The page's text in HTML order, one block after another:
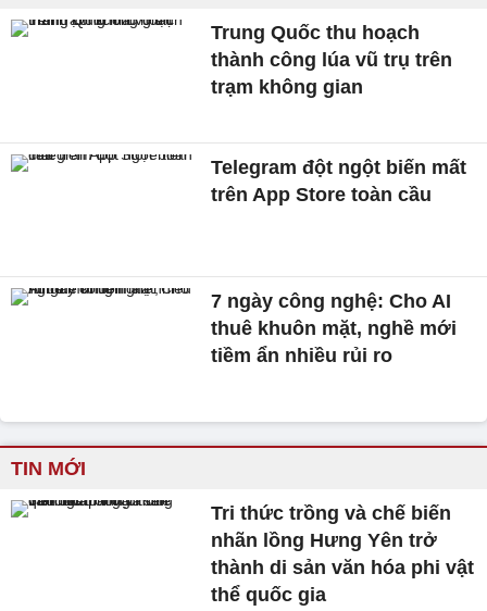
Trung Quốc thu hoạch
thành công lúa vũ trụ trên
trạm không gian
Telegram đột ngột biến mất
trên App Store toàn cầu
7 ngày công nghệ: Cho AI
thuê khuôn mặt, nghề mới
tiềm ẩn nhiều rủi ro
TIN MỚI
Tri thức trồng và chế biến
nhãn lồng Hưng Yên trở
thành di sản văn hóa phi vật
thể quốc gia